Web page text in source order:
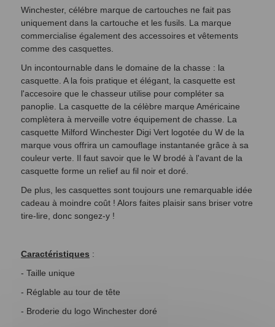
Winchester, célébre marque de cartouches ne fait pas
uniquement dans la cartouche et les fusils. La marque
commercialise également des accessoires et vêtements
comme des casquettes.
Un incontournable dans le domaine de la chasse : la
casquette. A la fois pratique et élégant, la casquette est
l'accesoire que le chasseur utilise pour compléter sa
panoplie. La casquette de la célèbre marque Américaine
complètera à merveille votre équipement de chasse. La
casquette Milford Winchester Digi Vert logotée du W de la
marque vous offrira un camouflage instantanée grâce à sa
couleur verte. Il faut savoir que le W brodé à l'avant de la
casquette forme un relief au fil noir et doré.
De plus, les casquettes sont toujours une remarquable idée
cadeau à moindre coût ! Alors faites plaisir sans briser votre
tire-lire, donc songez-y !
Caractéristiques :
- Taille unique
- Réglable au tour de tête
- Broderie du logo Winchester doré